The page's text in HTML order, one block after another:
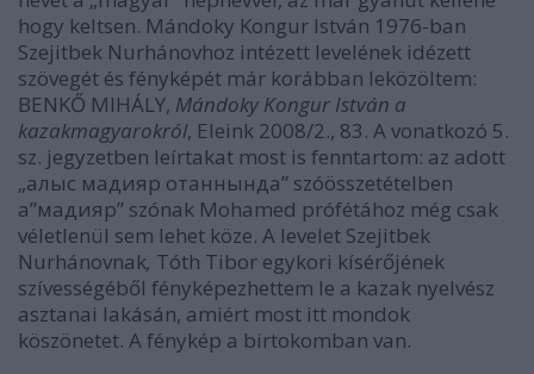
hogy keltsen. Mándoky Kongur István 1976-ban
Szejitbek Nurhánovhoz intézett levelének idézett
szövegét és fényképét már korábban leközöltem:
BENKŐ MIHÁLY, Mándoky Kongur István a
kazakmagyarokról, Eleink 2008/2., 83. A vonatkozó 5.
sz. jegyzetben leírtakat most is fenntartom: az adott
„алыс мадияр отаннында” szóösszetételben
a”мадияр” szónak Mohamed prófétához még csak
véletlenül sem lehet köze. A levelet Szejitbek
Nurhánovnak, Tóth Tibor egykori kísérőjének
szívességéből fényképezhettem le a kazak nyelvész
asztanai lakásán, amiért most itt mondok
köszönetet. A fénykép a birtokomban van.